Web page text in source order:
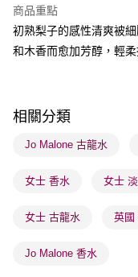
送貨方式
順豐自助櫃 - 確認發貨
順豐站及營業點 - 確認發
物流公司進行物流配送
取。逾期會取消訂單，並
商品重點
初熟梨子的感性清爽被
和木香而愈加芳醇，輕
相關分類
Jo Malone 古龍水
女士 香水 女士
女士 古龍水 英國
Jo Malone 香水